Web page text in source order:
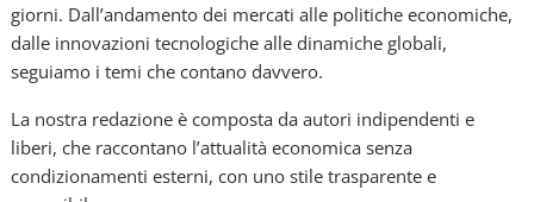
giorni. Dall’andamento dei mercati alle politiche economiche,
dalle innovazioni tecnologiche alle dinamiche globali,
seguiamo i temi che contano davvero.
La nostra redazione è composta da autori indipendenti e
liberi, che raccontano l’attualità economica senza
condizionamenti esterni, con uno stile trasparente e